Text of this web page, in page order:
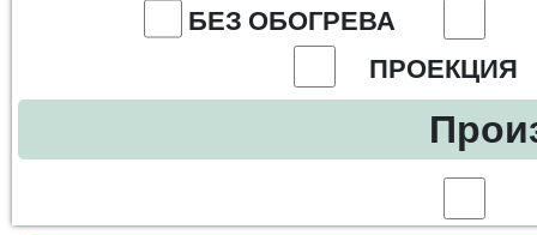
БЕЗ ОБОГРЕВА
ПРОЕКЦИЯ